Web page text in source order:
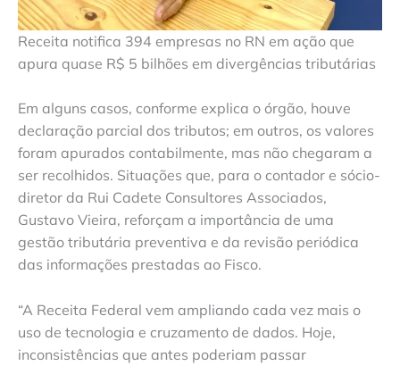
Receita notifica 394 empresas no RN em ação que
apura quase R$ 5 bilhões em divergências tributárias
Em alguns casos, conforme explica o órgão, houve
declaração parcial dos tributos; em outros, os valores
foram apurados contabilmente, mas não chegaram a
ser recolhidos. Situações que, para o contador e sócio-
diretor da Rui Cadete Consultores Associados,
Gustavo Vieira, reforçam a importância de uma
gestão tributária preventiva e da revisão periódica
das informações prestadas ao Fisco.
“A Receita Federal vem ampliando cada vez mais o
uso de tecnologia e cruzamento de dados. Hoje,
inconsistências que antes poderiam passar